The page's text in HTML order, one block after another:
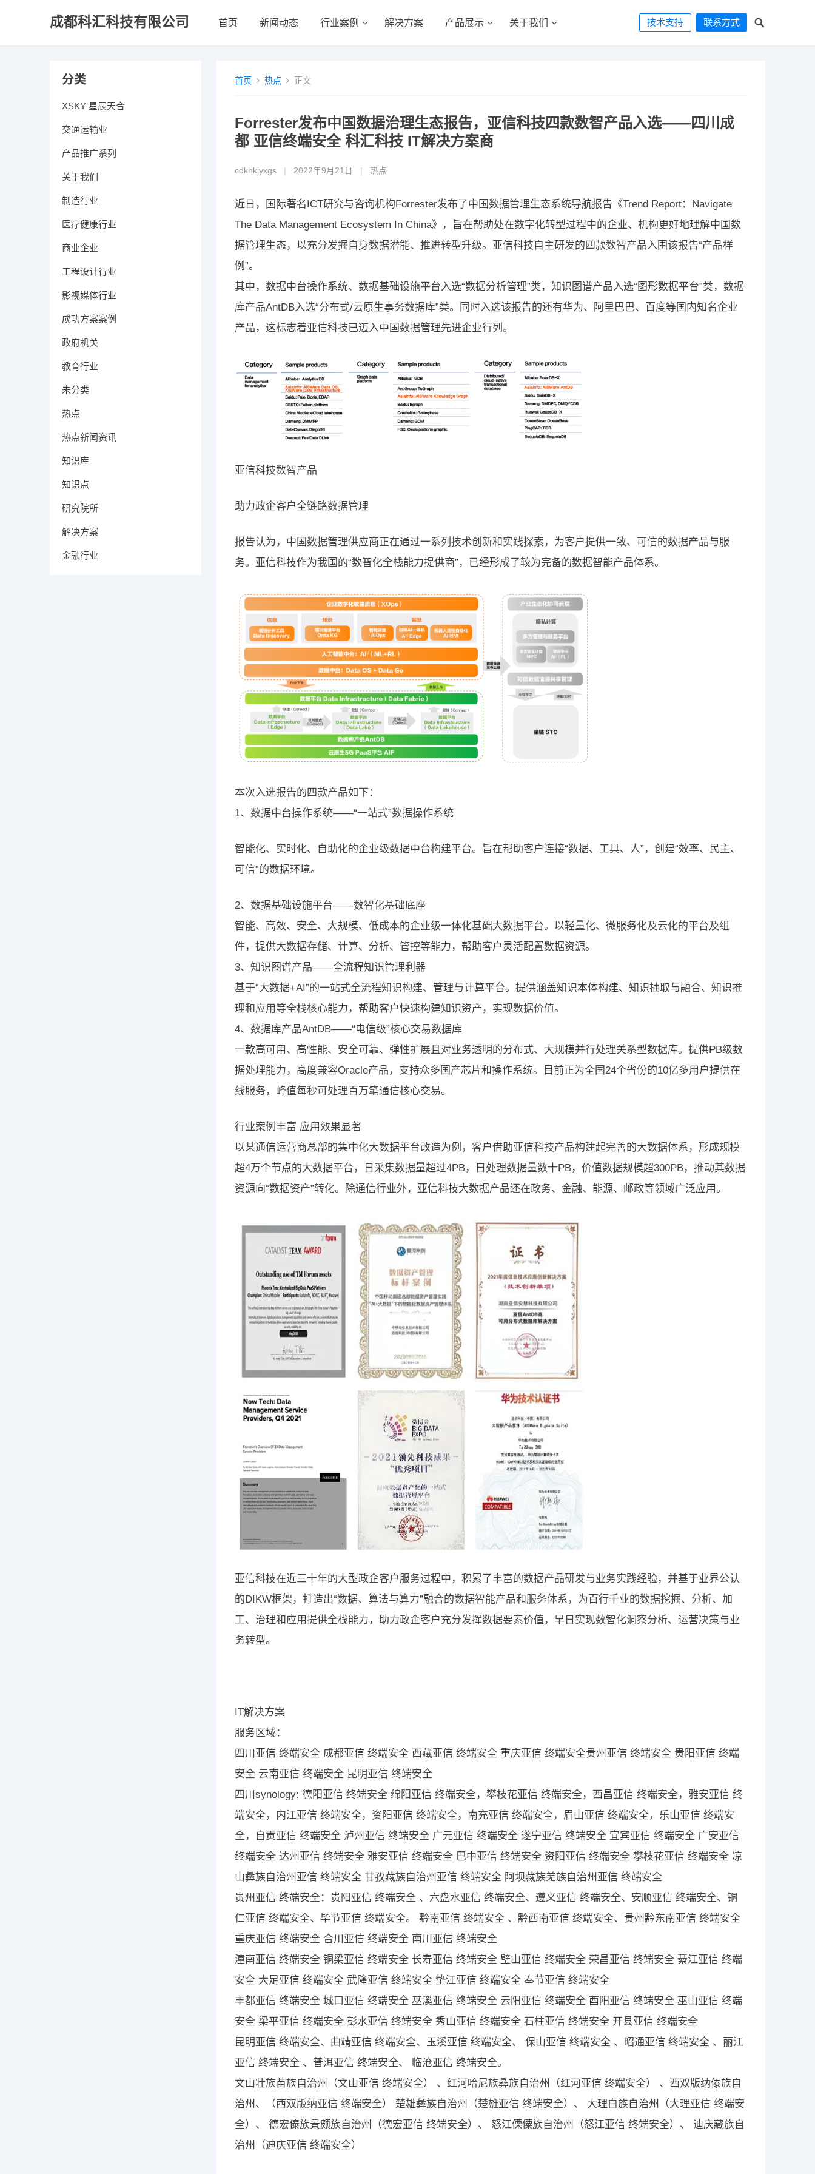
成都科汇科技有限公司 首页 新闻动态 行业案例 解决方案 产品展示 关于我们 技术支持 联系方式
首页 热点 正文
Forrester发布中国数据治理生态报告，亚信科技四款数智产品入选——四川成
都 亚信终端安全 科汇科技 IT解决方案商
cdkhkjyxgs 2022年9月21日 热点
近日，国际著名ICT研究与咨询机构Forrester发布了中国数据管理生态系统导航报告《Trend Report：Navigate
The Data Management Ecosystem In China》，旨在帮助处在数字化转型过程中的企业、机构更好地理解中国数
据管理生态，以充分发掘自身数据潜能、推进转型升级。亚信科技自主研发的四款数智产品入围该报告“产品样
例”。
其中，数据中台操作系统、数据基础设施平台入选“数据分析管理”类，知识图谱产品入选“图形数据平台”类，数据
库产品AntDB入选“分布式/云原生事务数据库”类。同时入选该报告的还有华为、阿里巴巴、百度等国内知名企业
产品，这标志着亚信科技已迈入中国数据管理先进企业行列。
亚信科技数智产品
助力政企客户全链路数据管理
报告认为，中国数据管理供应商正在通过一系列技术创新和实践探索，为客户提供一致、可信的数据产品与服
务。亚信科技作为我国的“数智化全栈能力提供商”，已经形成了较为完备的数据智能产品体系。
本次入选报告的四款产品如下：
1、数据中台操作系统——“一站式”数据操作系统
智能化、实时化、自助化的企业级数据中台构建平台。旨在帮助客户连接“数据、工具、人”，创建“效率、民主、
可信”的数据环境。
2、数据基础设施平台——数智化基础底座
智能、高效、安全、大规模、低成本的企业级一体化基础大数据平台。以轻量化、微服务化及云化的平台及组
件，提供大数据存储、计算、分析、管控等能力，帮助客户灵活配置数据资源。
3、知识图谱产品——全流程知识管理利器
基于“大数据+AI”的一站式全流程知识构建、管理与计算平台。提供涵盖知识本体构建、知识抽取与融合、知识推
理和应用等全栈核心能力，帮助客户快速构建知识资产，实现数据价值。
4、数据库产品AntDB——“电信级”核心交易数据库
一款高可用、高性能、安全可靠、弹性扩展且对业务透明的分布式、大规模并行处理关系型数据库。提供PB级数
据处理能力，高度兼容Oracle产品，支持众多国产芯片和操作系统。目前正为全国24个省份的10亿多用户提供在
线服务，峰值每秒可处理百万笔通信核心交易。
行业案例丰富 应用效果显著
以某通信运营商总部的集中化大数据平台改造为例，客户借助亚信科技产品构建起完善的大数据体系，形成规模
超4万个节点的大数据平台，日采集数据量超过4PB，日处理数据量数十PB，价值数据规模超300PB，推动其数据
资源向“数据资产”转化。除通信行业外，亚信科技大数据产品还在政务、金融、能源、邮政等领域广泛应用。
亚信科技在近三十年的大型政企客户服务过程中，积累了丰富的数据产品研发与业务实践经验，并基于业界公认
的DIKW框架，打造出“数据、算法与算力”融合的数据智能产品和服务体系，为百行千业的数据挖掘、分析、加
工、治理和应用提供全栈能力，助力政企客户充分发挥数据要素价值，早日实现数智化洞察分析、运营决策与业
务转型。
IT解决方案
服务区域：
四川亚信 终端安全 成都亚信 终端安全 西藏亚信 终端安全 重庆亚信 终端安全贵州亚信 终端安全 贵阳亚信 终端
安全 云南亚信 终端安全 昆明亚信 终端安全
四川synology: 德阳亚信 终端安全 绵阳亚信 终端安全，攀枝花亚信 终端安全，西昌亚信 终端安全，雅安亚信 终
端安全，内江亚信 终端安全，资阳亚信 终端安全，南充亚信 终端安全，眉山亚信 终端安全，乐山亚信 终端安
全，自贡亚信 终端安全 泸州亚信 终端安全 广元亚信 终端安全 遂宁亚信 终端安全 宜宾亚信 终端安全 广安亚信
终端安全 达州亚信 终端安全 雅安亚信 终端安全 巴中亚信 终端安全 资阳亚信 终端安全 攀枝花亚信 终端安全 凉
山彝族自治州亚信 终端安全 甘孜藏族自治州亚信 终端安全 阿坝藏族羌族自治州亚信 终端安全
贵州亚信 终端安全：贵阳亚信 终端安全 、六盘水亚信 终端安全、遵义亚信 终端安全、安顺亚信 终端安全、铜
仁亚信 终端安全、毕节亚信 终端安全。 黔南亚信 终端安全 、黔西南亚信 终端安全、贵州黔东南亚信 终端安全
重庆亚信 终端安全 合川亚信 终端安全 南川亚信 终端安全
潼南亚信 终端安全 铜梁亚信 终端安全 长寿亚信 终端安全 璧山亚信 终端安全 荣昌亚信 终端安全 綦江亚信 终端
安全 大足亚信 终端安全 武隆亚信 终端安全 垫江亚信 终端安全 奉节亚信 终端安全
丰都亚信 终端安全 城口亚信 终端安全 巫溪亚信 终端安全 云阳亚信 终端安全 酉阳亚信 终端安全 巫山亚信 终端
安全 梁平亚信 终端安全 彭水亚信 终端安全 秀山亚信 终端安全 石柱亚信 终端安全 开县亚信 终端安全
昆明亚信 终端安全、曲靖亚信 终端安全、玉溪亚信 终端安全、 保山亚信 终端安全 、昭通亚信 终端安全 、丽江
亚信 终端安全 、普洱亚信 终端安全、 临沧亚信 终端安全。
文山壮族苗族自治州（文山亚信 终端安全） 、红河哈尼族彝族自治州（红河亚信 终端安全） 、西双版纳傣族自
治州、（西双版纳亚信 终端安全） 楚雄彝族自治州（楚雄亚信 终端安全）、 大理白族自治州（大理亚信 终端安
全）、 德宏傣族景颇族自治州（德宏亚信 终端安全）、 怒江傈僳族自治州（怒江亚信 终端安全）、 迪庆藏族自
治州（迪庆亚信 终端安全）
分类
XSKY 星辰天合
交通运输业
产品推广系列
关于我们
制造行业
医疗健康行业
商业企业
工程设计行业
影视媒体行业
成功方案案例
政府机关
教育行业
未分类
热点
热点新闻资讯
知识库
知识点
研究院所
解决方案
金融行业